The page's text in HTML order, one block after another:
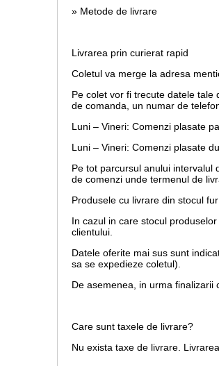
» Metode de livrare
Livrarea prin curierat rapid
Coletul va merge la adresa
Pe colet vor fi trecute datele
de comanda, un numar de
Luni – Vineri: Comenzi plasate
Luni – Vineri: Comenzi plasate
Pe tot parcursul anului intervalul
de comenzi unde termenul de
Produsele cu livrare din stocul
In cazul in care stocul
clientului.
Datele oferite mai sus sunt
sa se expedieze coletul).
De asemenea, in urma finalizarii
Care sunt taxele de livrare?
Nu exista taxe de livrare.